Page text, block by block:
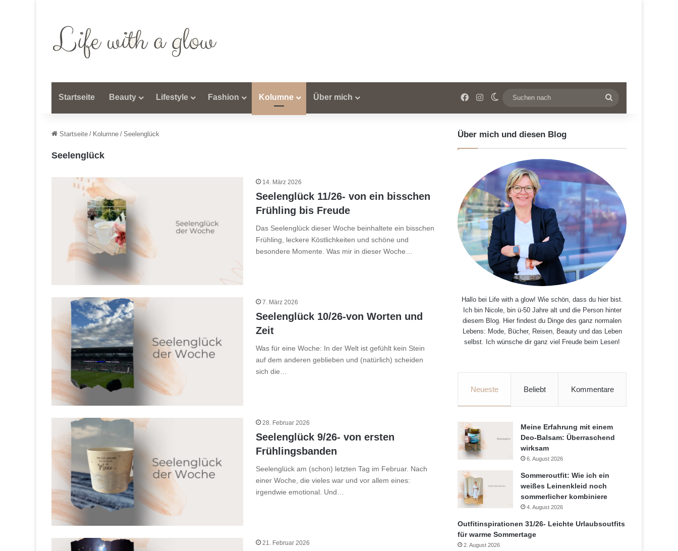
Startseite Beauty Lifestyle Fashion Kolumne Über mich FacebookInstagramSkin umschalten
nach
Startseite / Kolumne / Seelenglück
Seelenglück
14. März 2026
Seelenglück 11/26- von ein bisschen
Frühling bis Freude
Das Seelenglück dieser Woche beinhaltete ein bisschen
Frühling, leckere Köstlichkeiten und schöne und
besondere Momente. Was mir in dieser Woche…
7. März 2026
Seelenglück 10/26-von Worten und
Zeit
Was für eine Woche: In der Welt ist gefühlt kein Stein
auf dem anderen geblieben und (natürlich) scheiden
sich die…
28. Februar 2026
Seelenglück 9/26- von ersten
Frühlingsbanden
Seelenglück am (schon) letzten Tag im Februar. Nach
einer Woche, die vieles war und vor allem eines:
irgendwie emotional. Und…
21. Februar 2026
Über mich und diesen Blog
Hallo bei Life with a glow! Wie schön, dass du hier bist.
Ich bin Nicole, bin ü-50 Jahre alt und die Person hinter
diesem Blog. Hier findest du Dinge des ganz normalen
Lebens: Mode, Bücher, Reisen, Beauty und das Leben
selbst. Ich wünsche dir ganz viel Freude beim Lesen!
Neueste Beliebt Kommentare
Meine Erfahrung mit einem
Deo-Balsam: Überraschend
wirksam
6. August 2026
Sommeroutfit: Wie ich ein
weißes Leinenkleid noch
sommerlicher kombiniere
4. August 2026
Outfitinspirationen 31/26- Leichte Urlaubsoutfits
für warme Sommertage
2. August 2026